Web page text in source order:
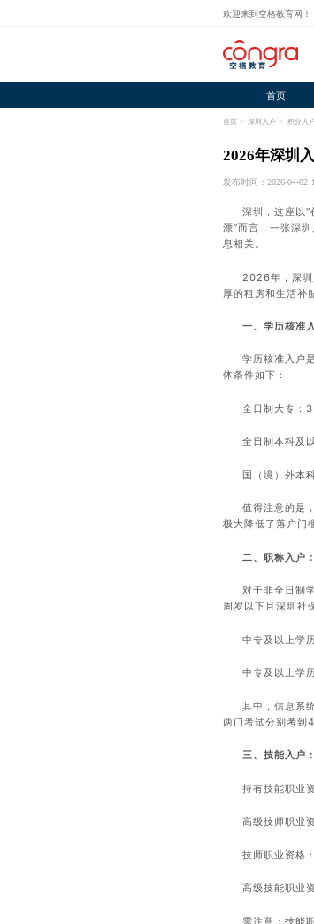
欢迎来到空格教育网！
首页
首页 > 深圳入户 > 积分入
2026年深圳
发布时间：2026-04-02
深圳，这座以
漂”而言，一张深圳
息相关。
2026年，深圳
厚的租房和生活补
一、学历核准
学历核准入户
体条件如下：
全日制大专：
全日制本科及
国（境）外本
值得注意的是
极大降低了落户门
二、职称入户
对于非全日制
周岁以下且深圳社
中专及以上学
中专及以上学
其中，信息系
两门考试分别考到
三、技能入户
持有技能职业
高级技师职业
技师职业资格
高级技能职业
需注意：技能